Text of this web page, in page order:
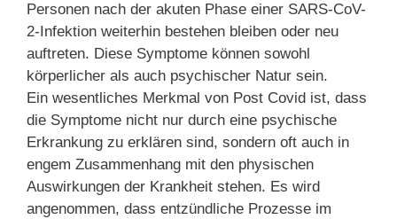
Personen nach der akuten Phase einer SARS-CoV-
2-Infektion weiterhin bestehen bleiben oder neu
auftreten. Diese Symptome können sowohl
körperlicher als auch psychischer Natur sein.
Ein wesentliches Merkmal von Post Covid ist, dass
die Symptome nicht nur durch eine psychische
Erkrankung zu erklären sind, sondern oft auch in
engem Zusammenhang mit den physischen
Auswirkungen der Krankheit stehen. Es wird
angenommen, dass entzündliche Prozesse im